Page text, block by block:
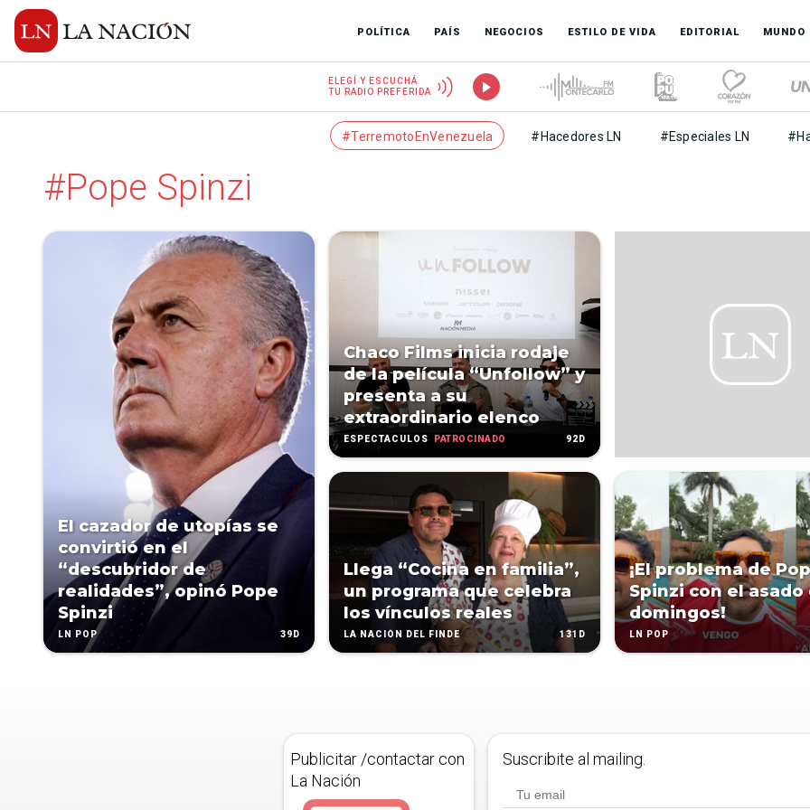
POLÍTICA PAÍS NEGOCIOS ESTILO DE VIDA EDITORIAL MUNDO
ELEGÍ Y ESCUCHÁ
TU RADIO PREFERIDA
#TerremotoEnVenezuela #Hacedores LN #Especiales LN
#Pope Spinzi
El cazador de utopías se
convirtió en el
“descubridor de
realidades”, opinó Pope
Spinzi
LN POP 39D
Chaco Films inicia rodaje
de la película “Unfollow” y
presenta a su
extraordinario elenco
ESPECTÁCULOS PATROCINADO 92D
Llega “Cocina en familia”,
un programa que celebra
los vínculos reales
LA NACIÓN DEL FINDE 131D
¡El problema de
Spinzi con el asado
domingos!
LN POP
Publicitar /contactar con
La Nación
Suscribite al mailing.